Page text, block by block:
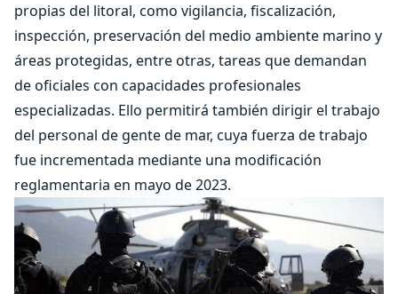
propias del litoral, como vigilancia, fiscalización,
inspección, preservación del medio ambiente marino y
áreas protegidas, entre otras, tareas que demandan
de oficiales con capacidades profesionales
especializadas. Ello permitirá también dirigir el trabajo
del personal de gente de mar, cuya fuerza de trabajo
fue incrementada mediante una modificación
reglamentaria en mayo de 2023.